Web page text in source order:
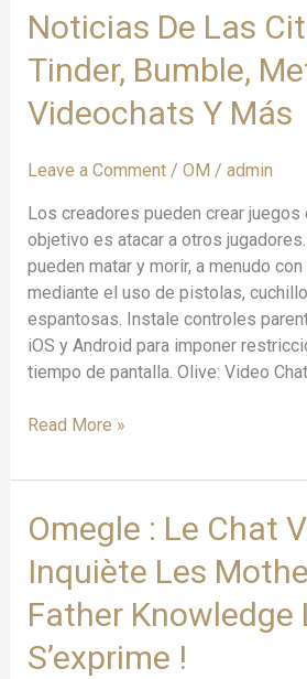
Noticias De Las
Tinder, Bumble,
Videochats Y Más
Leave a Comment / OM / admin
Los creadores pueden crear juegos
objetivo es atacar a otros
pueden matar y morir, a menudo
mediante el uso de pistolas,
espantosas. Instale controles
iOS y Android para imponer
tiempo de pantalla. Olive: Video
Noticias
De
Las
Citas
Online:
Bumble,
Metaversos,
Videochats
Más
Read More »
Omegle : Le Chat
Inquiète Les
Father Knowledge
S’exprime !
Omegle
Le
Chat
Vidéo
Inquiète